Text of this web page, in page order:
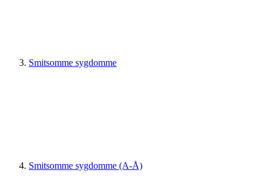
Smitsomme sygdomme
Smitsomme sygdomme (A-Å)